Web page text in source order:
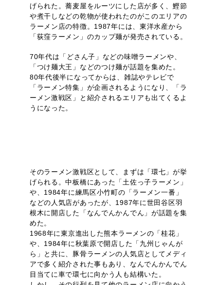
げられた。蕎麦屋をルーツにした店が多く、鰹節
や煮干しなどの乾物が使われたのがこのエリアの
ラーメン店の特徴。1987年には、東洋水産から
「荻窪ラーメン」のカップ麺が発売されている。
70年代は「どさん子」などの味噌ラーメンや、
「つけ麺大王」などのつけ麺が話題を集めた。
80年代後半になってからは、雑誌やテレビで
「ラーメン特集」が企画されるようになり、「ラ
ーメン激戦区」と紹介されるエリアも出てくるよ
うになった。
そのラーメン激戦区として、まずは「環七」が挙
げられる。中板橋にあった「土佐っ子ラーメン」
や、1984年に練馬区小竹町の「ラーメン一番」
などの人気店があったが、1987年に世田谷区羽
根木に開店した「なんでんかんでん」が話題を集
めた。
1968年に東京進出した熊本ラーメンの「桂花」
や、1984年に秋葉原で開店した「九州じゃんが
ら」と共に、豚骨ラーメンの人気店としてメディ
アで多く紹介された事もあり、なんでんかんでん
目当てに車で環七に向かう人も結構いた。